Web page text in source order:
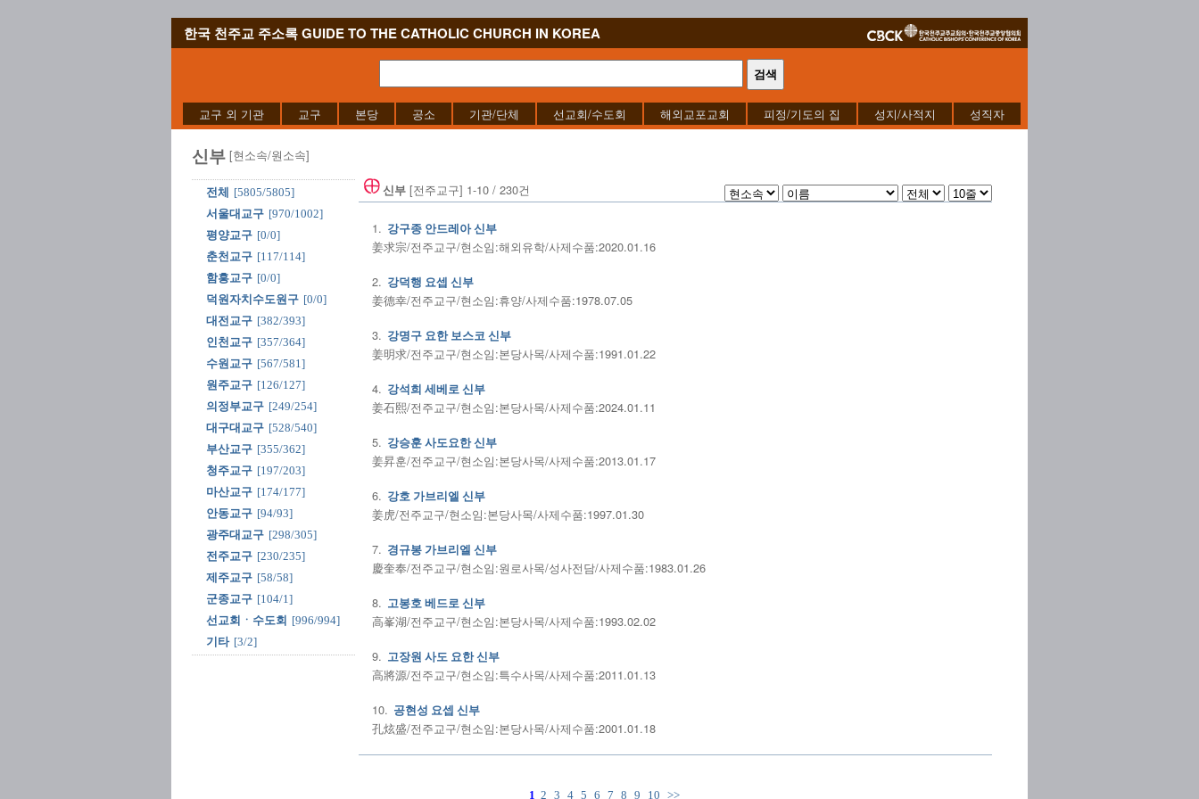
한국 천주교 주소록 GUIDE TO THE CATHOLIC CHURCH IN KOREA
교구 외 기관 교구 본당 공소 기관/단체 선교회/수도회 해외교포교회 피정/기도의 집 성지/사적지 성직자
신부 [현소속/원소속]
전체
[5805/5805]
서울대교구 [970/1002]
평양교구 [0/0]
춘천교구 [117/114]
함흥교구 [0/0]
덕원자치수도원구 [0/0]
대전교구 [382/393]
인천교구 [357/364]
수원교구 [567/581]
원주교구 [126/127]
의정부교구 [249/254]
대구대교구 [528/540]
부산교구 [355/362]
청주교구 [197/203]
마산교구 [174/177]
안동교구 [94/93]
광주대교구 [298/305]
전주교구 [230/235]
제주교구 [58/58]
군종교구 [104/1]
선교회ㆍ수도회 [996/994]
기타 [3/2]
신부 [전주교구] 1-10 / 230건
1. 강구종 안드레아 신부
姜求宗/전주교구/현소임:해외유학/사제수품:2020.01.16
2. 강덕행 요셉 신부
姜德幸/전주교구/현소임:휴양/사제수품:1978.07.05
3. 강명구 요한 보스코 신부
姜明求/전주교구/현소임:본당사목/사제수품:1991.01.22
4. 강석희 세베로 신부
姜石熙/전주교구/현소임:본당사목/사제수품:2024.01.11
5. 강승훈 사도요한 신부
姜昇훈/전주교구/현소임:본당사목/사제수품:2013.01.17
6. 강호 가브리엘 신부
姜虎/전주교구/현소임:본당사목/사제수품:1997.01.30
7. 경규봉 가브리엘 신부
慶奎奉/전주교구/현소임:원로사목/성사전담/사제수품:1983.01.26
8. 고봉호 베드로 신부
高峯湖/전주교구/현소임:본당사목/사제수품:1993.02.02
9. 고장원 사도 요한 신부
高將源/전주교구/현소임:특수사목/사제수품:2011.01.13
10. 공현성 요셉 신부
孔炫盛/전주교구/현소임:본당사목/사제수품:2001.01.18
1 2 3 4 5 6 7 8 9 10 >>